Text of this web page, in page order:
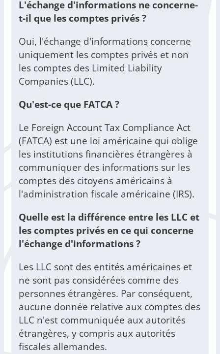
L'échange d'informations ne concerne-
t-il que les comptes privés ?
Oui, l'échange d'informations concerne
uniquement les comptes privés et non
les comptes des Limited Liability
Companies (LLC).
Qu'est-ce que FATCA ?
Le Foreign Account Tax Compliance Act
(FATCA) est une loi américaine qui oblige
les institutions financières étrangères à
communiquer des informations sur les
comptes des citoyens américains à
l'administration fiscale américaine (IRS).
Quelle est la différence entre les LLC et
les comptes privés en ce qui concerne
l'échange d'informations ?
Les LLC sont des entités américaines et
ne sont pas considérées comme des
personnes étrangères. Par conséquent,
aucune donnée relative aux comptes des
LLC n'est communiquée aux autorités
étrangères, y compris aux autorités
fiscales allemandes.